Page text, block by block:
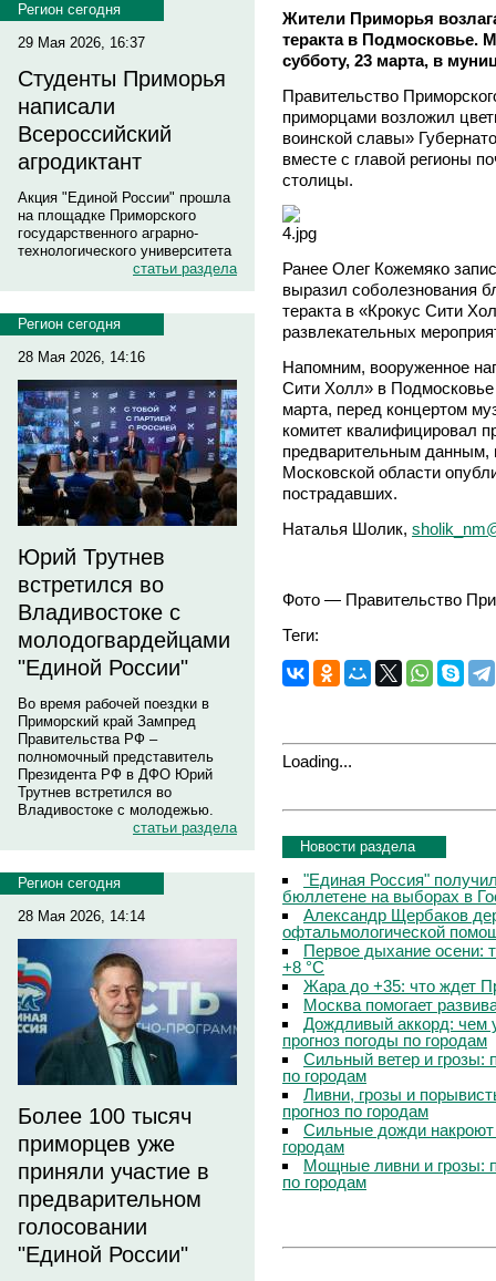
Регион сегодня
29 Мая 2026, 16:37
Студенты Приморья
написали
Всероссийский
агродиктант
Акция "Единой России" прошла
на площадке Приморского
государственного аграрно-
технологического университета
статьи раздела
Регион сегодня
28 Мая 2026, 14:16
Юрий Трутнев
встретился во
Владивостоке с
молодогвардейцами
"Единой России"
Во время рабочей поездки в
Приморский край Зампред
Правительства РФ –
полномочный представитель
Президента РФ в ДФО Юрий
Трутнев встретился во
Владивостоке с молодежью.
статьи раздела
Регион сегодня
28 Мая 2026, 14:14
Более 100 тысяч
приморцев уже
приняли участие в
предварительном
голосовании
"Единой России"
Жители Приморья
теракта в Подмосковье.
субботу, 23 марта, в
Правительство
приморцами возложил
воинской славы»
вместе с главой регионы
столицы.
Ранее Олег Кожемяко
выразил соболезнования
теракта в «Крокус Сити
развлекательных
Напомним, вооруженное
Сити Холл» в
марта, перед концертом
комитет квалифицировал
предварительным данным,
Московской области
пострадавших.
Наталья Шолик,
Фото — Правительство
Теги:
Loading...
Новости раздела
"Единая Россия"
бюллетене на выборах в
Александр Щербаков
офтальмологической
Первое дыхание осени:
+8 °C
Жара до +35: что ждет
Москва помогает
Дождливый аккорд: чем
прогноз погоды по городам
Сильный ветер и грозы:
по городам
Ливни, грозы и
прогноз по городам
Сильные дожди
городам
Мощные ливни и грозы:
по городам